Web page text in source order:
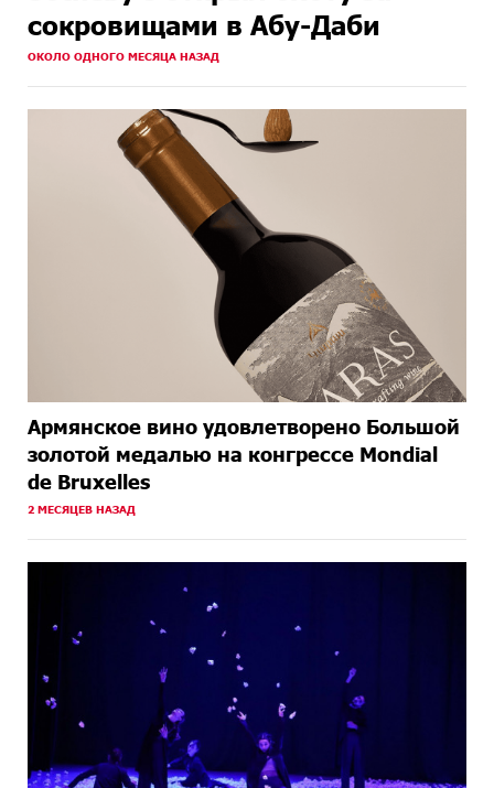
сокровищами в Абу-Даби
ОКОЛО ОДНОГО МЕСЯЦА НАЗАД
Армянское вино удовлетворено Большой
золотой медалью на конгрессе Mondial
de Bruxelles
2 МЕСЯЦЕВ НАЗАД